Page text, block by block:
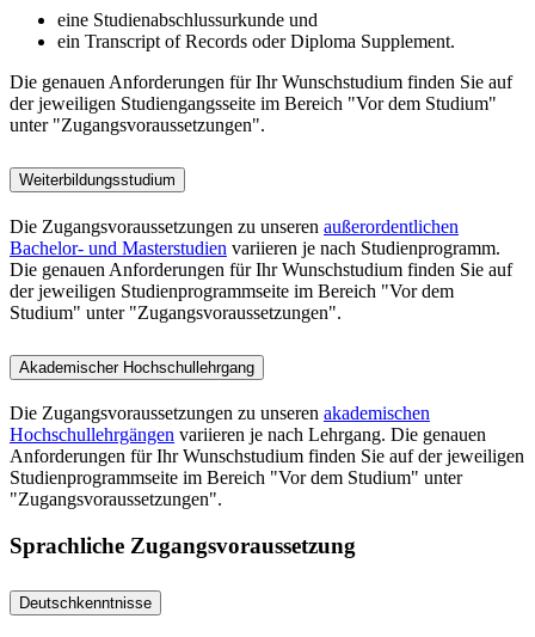
eine Studienabschlussurkunde und
ein Transcript of Records oder Diploma Supplement.
Die genauen Anforderungen für Ihr Wunschstudium finden Sie auf
der jeweiligen Studiengangsseite im Bereich "Vor dem Studium"
unter "Zugangsvoraussetzungen".
Weiterbildungsstudium
Die Zugangsvoraussetzungen zu unseren außerordentlichen
Bachelor- und Masterstudien variieren je nach Studienprogramm.
Die genauen Anforderungen für Ihr Wunschstudium finden Sie auf
der jeweiligen Studienprogrammseite im Bereich "Vor dem
Studium" unter "Zugangsvoraussetzungen".
Akademischer Hochschullehrgang
Die Zugangsvoraussetzungen zu unseren akademischen
Hochschullehrgängen variieren je nach Lehrgang. Die genauen
Anforderungen für Ihr Wunschstudium finden Sie auf der jeweiligen
Studienprogrammseite im Bereich "Vor dem Studium" unter
"Zugangsvoraussetzungen".
Sprachliche Zugangsvoraussetzung
Deutschkenntnisse